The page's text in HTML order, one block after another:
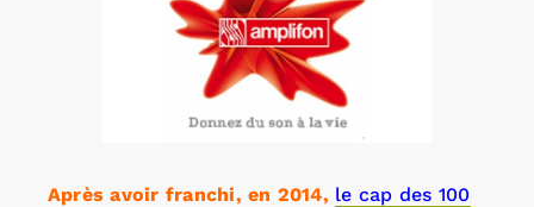
Après avoir franchi, en 2014, le cap des 100